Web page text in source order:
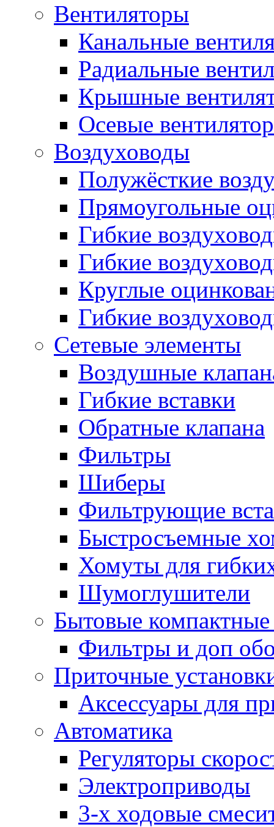
Вентиляторы
Канальные
Радиальные
Крышные
Осевые
Воздуховоды
Полужёсткие
Прямоугольные
Гибкие
Гибкие
Круглые
Гибкие
Сетевые элементы
Воздушные
Гибкие вставки
Обратные клапана
Фильтры
Шиберы
Фильтрующие
Быстросъемные
Хомуты для
Шумоглушители
Бытовые
Фильтры и доп
Приточные
Аксессуары для
Автоматика
Регуляторы
Электроприводы
3-х ходовые